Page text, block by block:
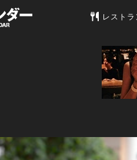
東京カレン
レストラ